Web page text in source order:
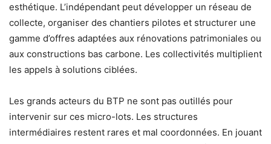
esthétique. L’indépendant peut développer un réseau de
collecte, organiser des chantiers pilotes et structurer une
gamme d’offres adaptées aux rénovations patrimoniales ou
aux constructions bas carbone. Les collectivités multiplient
les appels à solutions ciblées.
Les grands acteurs du BTP ne sont pas outillés pour
intervenir sur ces micro-lots. Les structures
intermédiaires restent rares et mal coordonnées. En jouant